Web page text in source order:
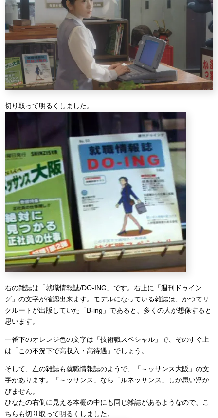
切り取って明るくしました。
右の雑誌は「就職情報誌/DO-ING」です。右上に「週刊ドゥイン
グ」の文字が確認出来ます。モデルになっている雑誌は、かつてリ
クルートが出版していた「B-ing」であると、多くの人が想像すると
思います。
一番下のオレンジ色の文字は「技術職スペシャル」で、そのすぐ上
は「この不況下で高収入・高待遇」でしょう。
そして、左の雑誌も就職情報誌のようで、「～ッサンス大阪」の文
字があります。「～ッサンス」なら「ルネッサンス」しか思い浮か
びません。
ひなたの右側に見える本棚の中にも同じ雑誌があるようなので、こ
ちらも切り取って明るくしました。